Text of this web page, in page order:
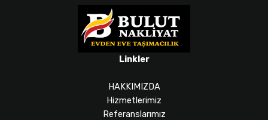
Linkler
HAKKIMIZDA
Hizmetlerimiz
Referanslarımız